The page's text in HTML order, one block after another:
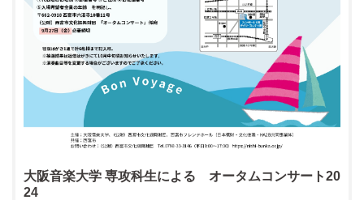
大阪音楽大学 専攻科生による オータムコンサート20
24